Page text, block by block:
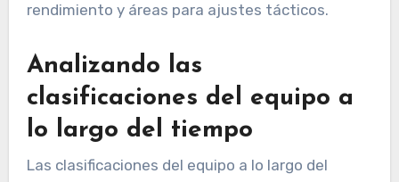
rendimiento y áreas para ajustes tácticos.
Analizando las
clasificaciones del equipo a
lo largo del tiempo
Las clasificaciones del equipo a lo largo del